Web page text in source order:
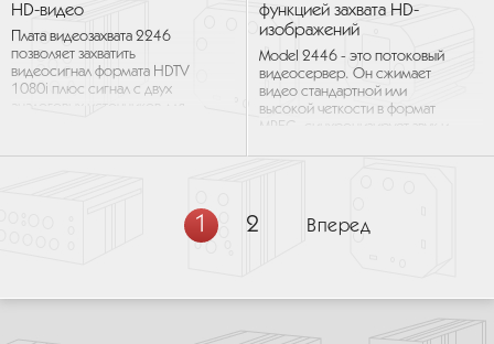
HD-видео
Плата видеозахвата 2246
позволяет захватить
видеосигнал формата HDTV
1080i плюс сигнал с двух
Сигнал HDTV из...
функцией захвата HD-
изображений
Model 2446 - это потоковый
видеосервер. Он сжимает
видео стандартной или
высокой четкости в формат
MPEG, синхронизирует звук и
1 2 Вперед